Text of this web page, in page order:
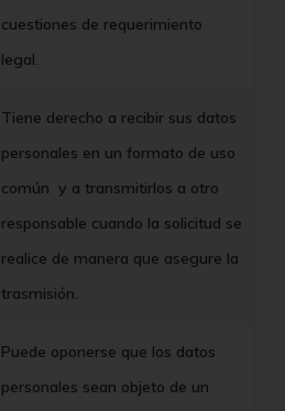
cuestiones de requerimiento
legal.
Tiene derecho a recibir sus datos
personales en un formato de uso
común y a transmitirlos a otro
responsable cuando la solicitud se
realice de manera que asegure la
trasmisión.
Puede oponerse que los datos
personales sean objeto de un